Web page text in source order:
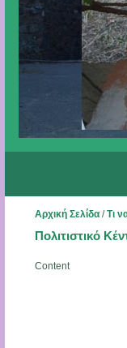
Αρχική Σελίδα/Τι
Πολιτιστικό
Content